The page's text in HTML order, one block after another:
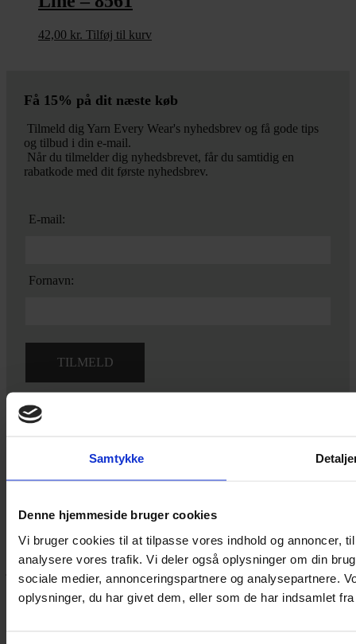
Samtykke
Denne hjemmeside bruger cookies
Vi bruger cookies til at tilpasse vores indhold og annoncer,
analysere vores trafik. Vi deler også oplysninger om din
sociale medier, annonceringspartnere og analysepartnere.
oplysninger, du har givet dem, eller som de har indsamlet
42,00 kr. Tilføj til kurv
Få 15% på dit næste køb
Tilmeld dig Yarn Every Wear's nyhedsbrev og få gode tips
og tilbud i din e-mail.
Når du tilmelder dig nyhedsbrevet, får du samtidig en
rabatkode med dit første nyhedsbrev.
E-mail:
Fornavn:
Ved tilmelding accepterer du vores
Yarn Every Wear
Hvis du bøvler med noget eller ønsker ny inspiration, så skriv til
mig,eller kom forbi butikken på Vestergade 12 i Tønder. Så hjælper
jeg dig på vej.
Vestergade 12 6270, Tønder